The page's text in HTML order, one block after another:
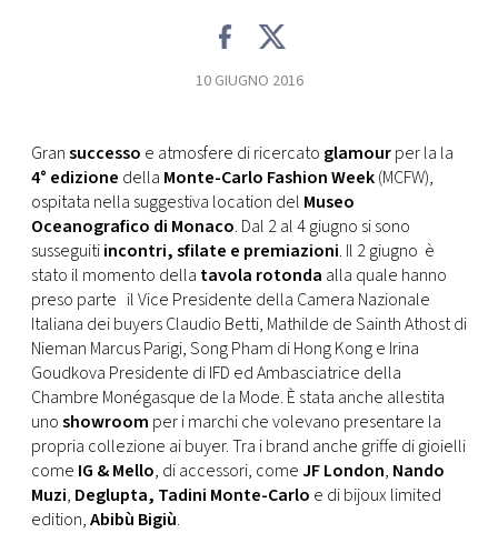
10 GIUGNO 2016
Gransuccesso e atmosfere di ricercato glamourper la la
4° edizione della Monte-Carlo Fashion Week(MCFW),
ospitata nella suggestiva location del Museo
Oceanografico di Monaco. Dal 2 al 4 giugno si sono
susseguitiincontri, sfilate e premiazioni. Il 2 giugno è
stato il momento della tavola rotonda alla quale hanno
preso parte il Vice Presidente della Camera Nazionale
Italiana dei buyers Claudio Betti, Mathilde de Sainth Athost di
Nieman Marcus Parigi, Song Pham di Hong Kong e Irina
Goudkova Presidente di IFD ed Ambasciatrice della
Chambre Monégasque de la Mode. È stata anche allestita
unoshowroom per i marchi che volevano presentare la
propria collezione ai buyer. Tra i brand anche griffe di gioielli
come IG & Mello, di accessori, comeJF London, Nando
Muzi, Deglupta, Tadini Monte-Carlo e di bijoux limited
edition,Abibù Bigiù.